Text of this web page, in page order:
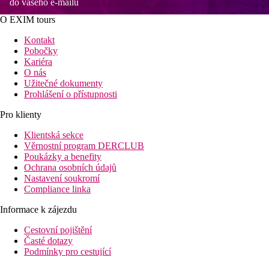
do vašeho e-mailu
O EXIM tours
Kontakt
Pobočky
Kariéra
O nás
Užitečné dokumenty
Prohlášení o přístupnosti
Pro klienty
Klientská sekce
Věrnostní program DERCLUB
Poukázky a benefity
Ochrana osobních údajů
Nastavení soukromí
Compliance linka
Informace k zájezdu
Cestovní pojištění
Časté dotazy
Podmínky pro cestující